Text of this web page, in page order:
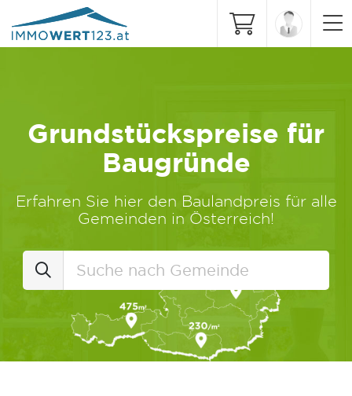
Grundstückspreise für
Baugründe
Erfahren Sie hier den Baulandpreis für alle
Gemeinden in Österreich!